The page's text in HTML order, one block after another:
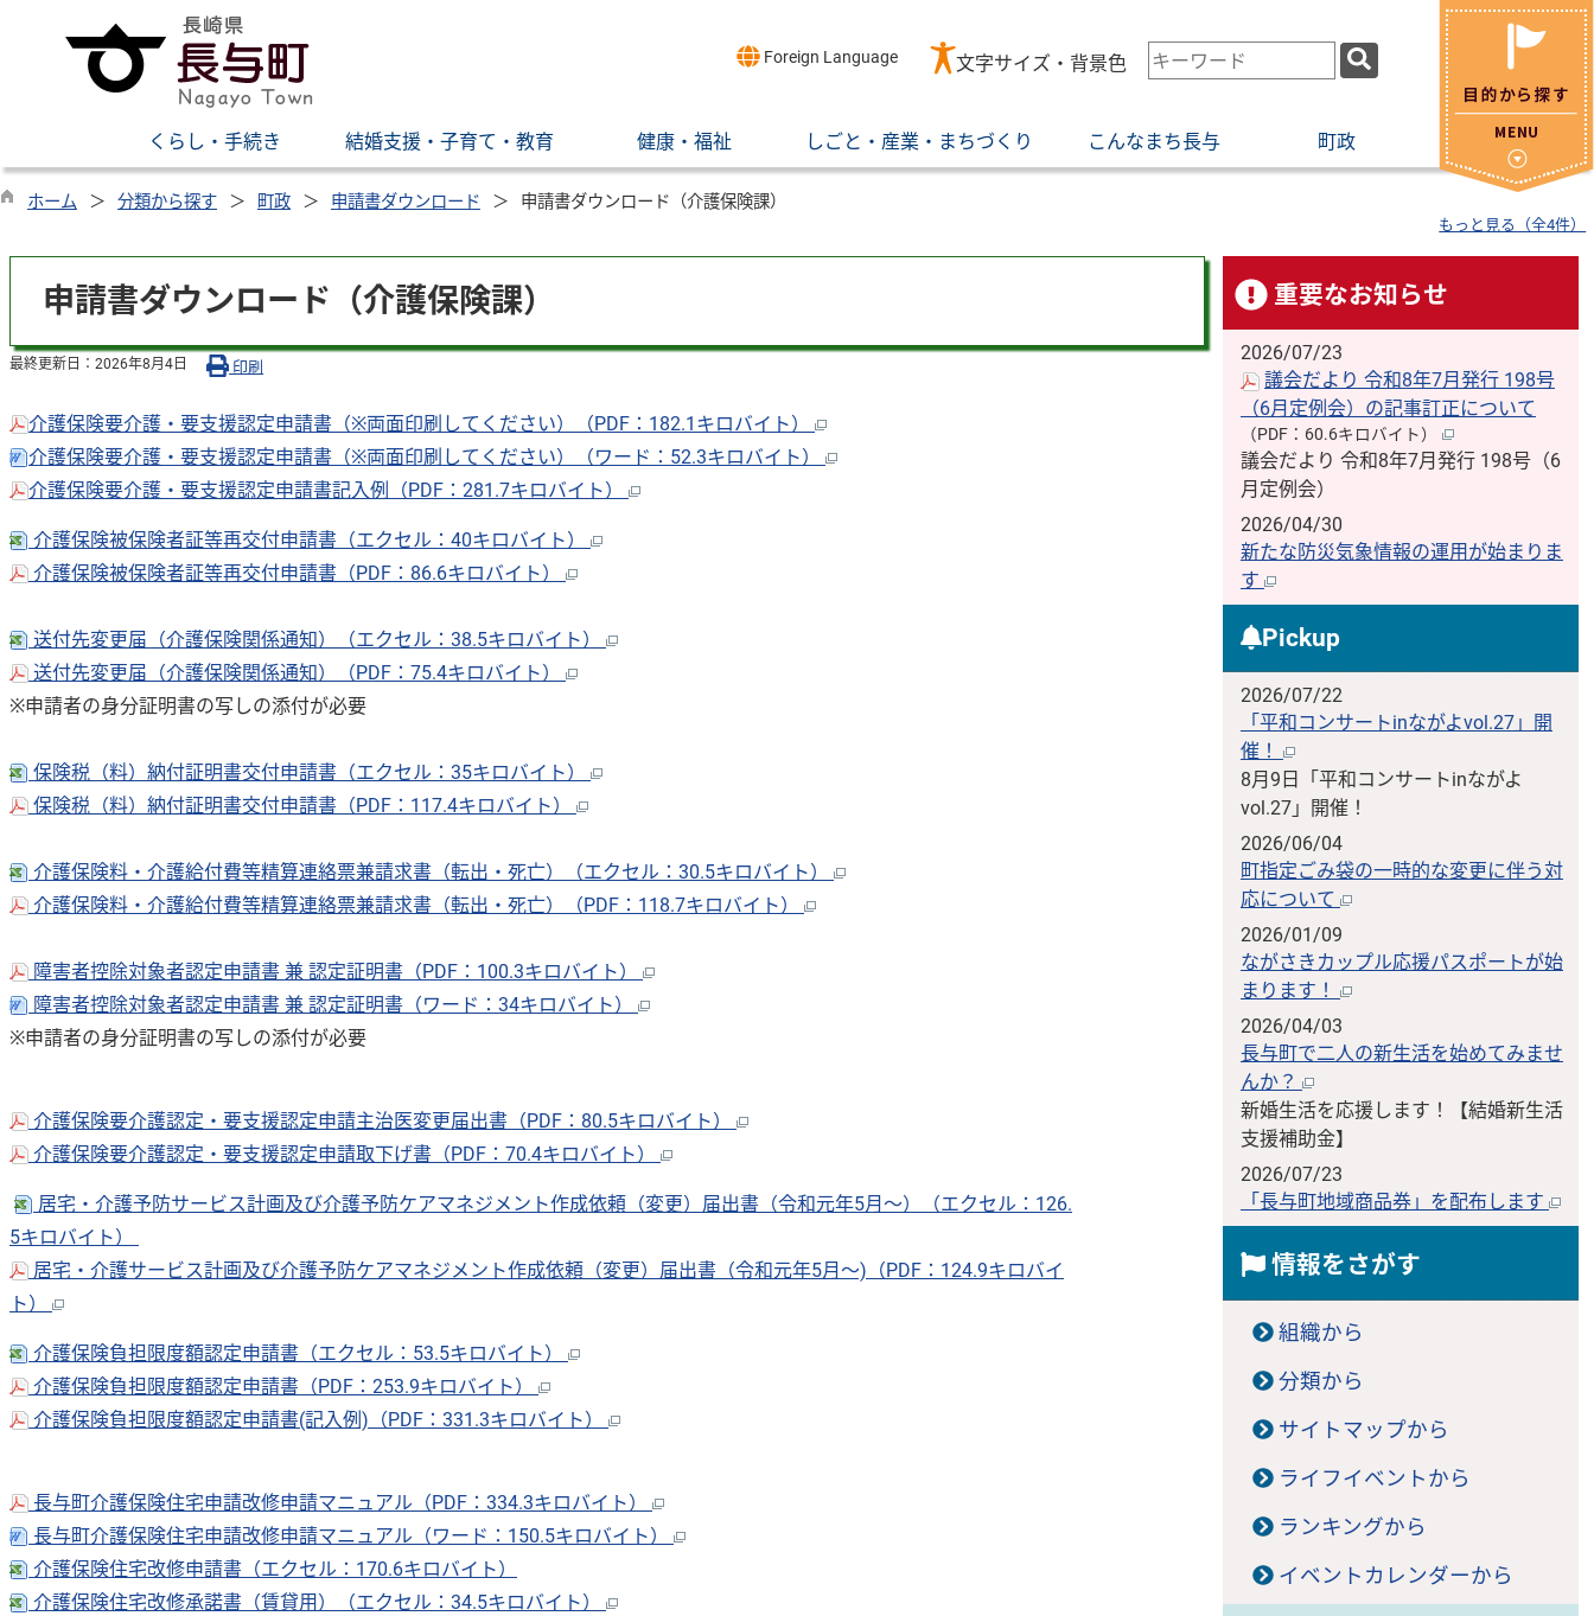
Foreign Language 文字サイズ・背景色
検
索
ー
ワ
くらし・手続き 結婚支援・子育て・教育 健康・福祉 しごと・産業・まちづくり こんなまち長与 町政
ホーム 分類から探す 町政 申請書ダウンロード 申請書ダウンロード（介護保険課）
もっと見る（全4件）
申請書ダウンロード（介護保険課）
最終更新日： 2026年8月4日 印刷
介護保険要介護・要支援認定申請書（※両面印刷してください）（PDF：182.1キロバイト）
介護保険要介護・要支援認定申請書（※両面印刷してください）（ワード：52.3キロバイト）
介護保険要介護・要支援認定申請書記入例（PDF：281.7キロバイト）
介護保険被保険者証等再交付申請書（エクセル：40キロバイト）
介護保険被保険者証等再交付申請書（PDF：86.6キロバイト）
送付先変更届（介護保険関係通知）（エクセル：38.5キロバイト）
送付先変更届（介護保険関係通知）（PDF：75.4キロバイト）
※申請者の身分証明書の写しの添付が必要
保険税（料）納付証明書交付申請書（エクセル：35キロバイト）
保険税（料）納付証明書交付申請書（PDF：117.4キロバイト）
介護保険料・介護給付費等精算連絡票兼請求書（転出・死亡）（エクセル：30.5キロバイト）
介護保険料・介護給付費等精算連絡票兼請求書（転出・死亡）（PDF：118.7キロバイト）
障害者控除対象者認定申請書 兼 認定証明書（PDF：100.3キロバイト）
障害者控除対象者認定申請書 兼 認定証明書（ワード：34キロバイト）
※申請者の身分証明書の写しの添付が必要
介護保険要介護認定・要支援認定申請主治医変更届出書（PDF：80.5キロバイト）
介護保険要介護認定・要支援認定申請取下げ書（PDF：70.4キロバイト）
居宅・介護予防サービス計画及び介護予防ケアマネジメント作成依頼（変更）届出書（令和元年5月〜）（エクセル：126.
5キロバイト）
居宅・介護サービス計画及び介護予防ケアマネジメント作成依頼（変更）届出書（令和元年5月～)（PDF：124.9キロバイ
ト）
介護保険負担限度額認定申請書（エクセル：53.5キロバイト）
介護保険負担限度額認定申請書（PDF：253.9キロバイト）
介護保険負担限度額認定申請書(記入例)（PDF：331.3キロバイト）
長与町介護保険住宅申請改修申請マニュアル（PDF：334.3キロバイト）
長与町介護保険住宅申請改修申請マニュアル（ワード：150.5キロバイト）
介護保険住宅改修申請書（エクセル：170.6キロバイト）
介護保険住宅改修承諾書（賃貸用）（エクセル：34.5キロバイト）
重要なお知らせ
2026/07/23
議会だより 令和8年7月発行 198号
（6月定例会）の記事訂正について
（PDF：60.6キロバイト）
議会だより 令和8年7月発行 198号（6
月定例会）
2026/04/30
新たな防災気象情報の運用が始まりま
す
Pickup
2026/07/22
「平和コンサートinながよvol.27」開
催！
8月9日「平和コンサートinながよ
vol.27」開催！
2026/06/04
町指定ごみ袋の一時的な変更に伴う対
応について
2026/01/09
ながさきカップル応援パスポートが始
まります！
2026/04/03
長与町で二人の新生活を始めてみませ
んか？
新婚生活を応援します！【結婚新生活
支援補助金】
2026/07/23
「長与町地域商品券」を配布します
情報をさがす
組織から
分類から
サイトマップから
ライフイベントから
ランキングから
イベントカレンダーから